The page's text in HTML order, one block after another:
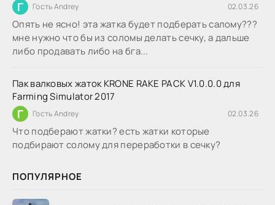
Г Гость Andrey 02.03.26
Опять не ясно! эта жатка будет подберать салому???
мне нужно что бы из соломы делать сечку, а дальше
либо продавать либо на бга...
Пак валковых жаток KRONE RAKE PACK V1.0.0.0 для
Farming Simulator 2017
Г Гость Andrey 02.03.26
Что подберают жатки? есть жатки которые
подбирают солому для переработки в сечку?
ПОПУЛЯРНОЕ